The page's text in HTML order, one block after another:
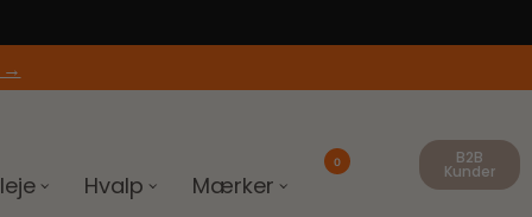
→
Hvalp Mærker
0 B2B
Kunder